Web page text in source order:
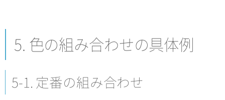
5. 色の組み合わせの具体例
5-1. 定番の組み合わせ